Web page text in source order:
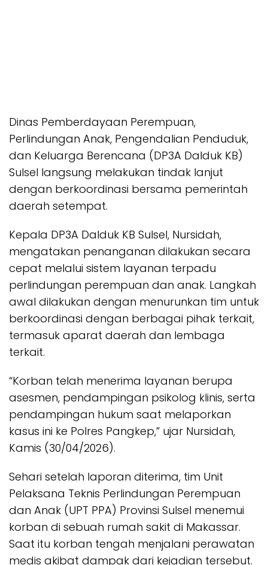
Dinas Pemberdayaan Perempuan,
Perlindungan Anak, Pengendalian Penduduk,
dan Keluarga Berencana (DP3A Dalduk KB)
Sulsel langsung melakukan tindak lanjut
dengan berkoordinasi bersama pemerintah
daerah setempat.
Kepala DP3A Dalduk KB Sulsel, Nursidah,
mengatakan penanganan dilakukan secara
cepat melalui sistem layanan terpadu
perlindungan perempuan dan anak. Langkah
awal dilakukan dengan menurunkan tim untuk
berkoordinasi dengan berbagai pihak terkait,
termasuk aparat daerah dan lembaga
terkait.
“Korban telah menerima layanan berupa
asesmen, pendampingan psikolog klinis, serta
pendampingan hukum saat melaporkan
kasus ini ke Polres Pangkep,” ujar Nursidah,
Kamis (30/04/2026).
Sehari setelah laporan diterima, tim Unit
Pelaksana Teknis Perlindungan Perempuan
dan Anak (UPT PPA) Provinsi Sulsel menemui
korban di sebuah rumah sakit di Makassar.
Saat itu korban tengah menjalani perawatan
medis akibat dampak dari kejadian tersebut.